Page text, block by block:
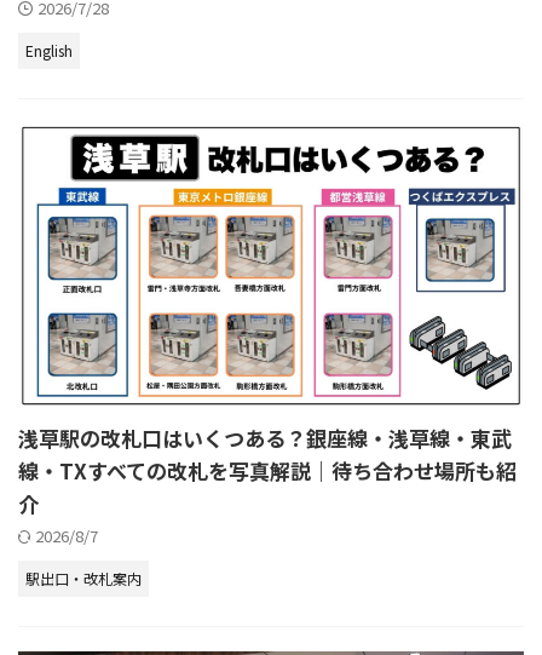
2026/7/28
English
浅草駅の改札口はいくつある？銀座線・浅草線・東武
線・TXすべての改札を写真解説｜待ち合わせ場所も紹
介
2026/8/7
駅出口・改札案内